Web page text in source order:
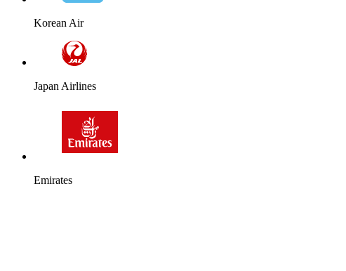
Korean Air
Japan Airlines
Emirates